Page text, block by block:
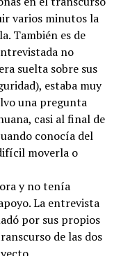
varios minutos la
También es de
no
suelta sobre sus
estaba muy
una pregunta
casi al final de
conocía del
moverla o
y no tenía
La entrevista
por sus propios
de las dos